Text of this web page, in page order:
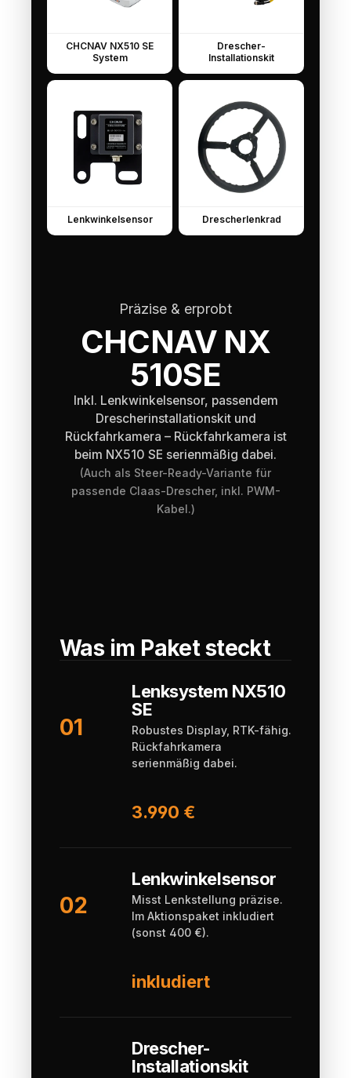
CHCNAV NX510 SE
System
Drescher-
Installationskit
Lenkwinkelsensor Drescherlenkrad
Präzise & erprobt
CHCNAV NX
510SE
Inkl. Lenkwinkelsensor, passendem
Drescherinstallationskit und
Rückfahrkamera – Rückfahrkamera ist
beim NX510 SE serienmäßig dabei.
(Auch als Steer-Ready-Variante für
passende Claas-Drescher, inkl. PWM-
Kabel.)
Was im Paket steckt
01
Lenksystem NX510
SE
Robustes Display, RTK-fähig.
Rückfahrkamera
serienmäßig dabei.
3.990 €
02
Lenkwinkelsensor
Misst Lenkstellung präzise.
Im Aktionspaket inkludiert
(sonst 400 €).
inkludiert
Drescher-
Installationskit